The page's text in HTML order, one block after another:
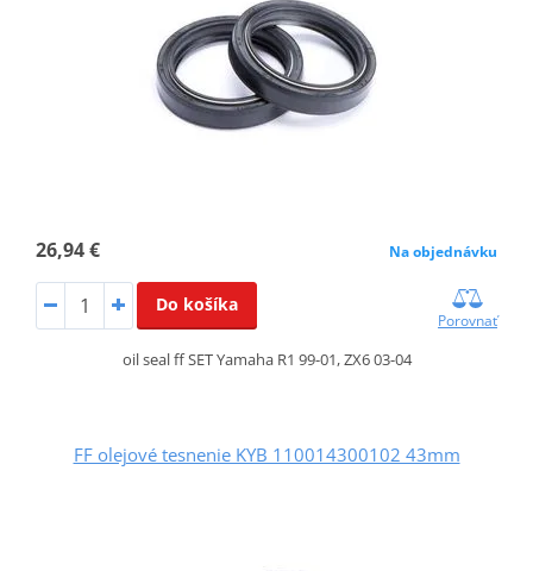
26,94 € Na objednávku
Do košíka
Porovnať
oil seal ff SET Yamaha R1 99-01, ZX6 03-04
FF olejové tesnenie KYB 110014300102 43mm